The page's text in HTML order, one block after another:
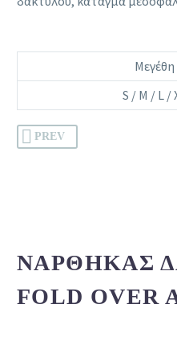
Μεγέθη
S / M / L /
PREV
ΝΆΡΘΗΚΑΣ
FOLD OVER